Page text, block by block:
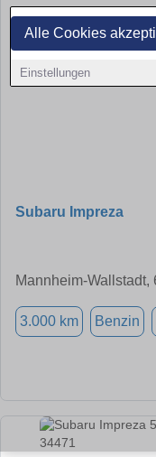
Alle Cookies
Einstellungen
Subaru Impreza
Mannheim-Wallstadt,
3.000 km Benzin